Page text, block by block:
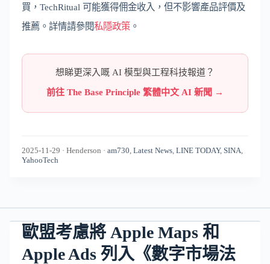
買，TechRitual 可能獲得佣金收入，但不影響產品評價及
推薦。詳情請參閱私隱政策 。
想睇更深入嘅 AI 模型與工程科技報道？
前往 The Base Principle 繁體中文 AI 新聞 →
2025-11-29 · Henderson · am730 Latest News LINE TODAY, SINA
YahooTech
歐盟考慮將 Apple Maps 和
Apple Ads 列入《數字市場法